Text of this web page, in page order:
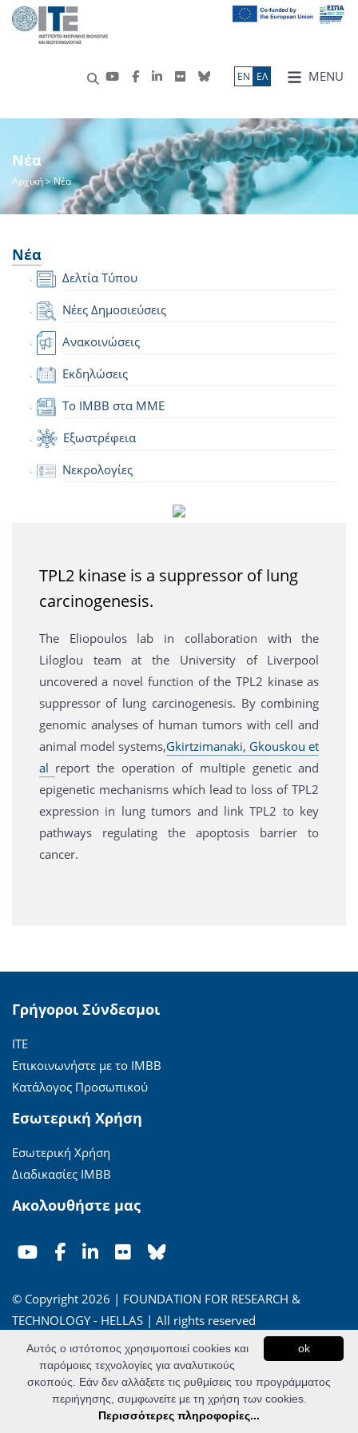
MENU
ΕN ΕΛ
Νέα
Αρχική> Νέα
Νέα
Δελτία Τύπου
Νέες Δημοσιεύσεις
Ανακοινώσεις
Εκδηλώσεις
Το IMBB στα ΜΜΕ
Εξωστρέφεια
Νεκρολογίες
TPL2 kinase is a suppressor of lung
carcinogenesis.
The Eliopoulos lab in collaboration with the
Liloglou team at the University of Liverpool
uncovered a novel function of the TPL2 kinase as
suppressor of lung carcinogenesis. By combining
genomic analyses of human tumors with cell and
animal model systems,Gkirtzimanaki, Gkouskou et
al report the operation of multiple genetic and
epigenetic mechanisms which lead to loss of TPL2
expression in lung tumors and link TPL2 to key
pathways regulating the apoptosis barrier to
cancer.
Γρήγοροι Σύνδεσμοι
ΙΤΕ
Επικοινωνήστε με το ΙΜΒΒ
Κατάλογος Προσωπικού
Εσωτερική Χρήση
Εσωτερική Χρήση
Διαδικασίες ΙΜΒΒ
Ακολουθήστε μας
© Copyright 2026 | FOUNDATION FOR RESEARCH &
TECHNOLOGY - HELLAS | All rights reserved
'Οροι Χρήσης|Πολιτική Απορρήτου
Powered byApogee Information Systems
ok
Αυτός ο ιστότοπος χρησιμοποιεί cookies και
παρόμοιες τεχνολογίες για αναλυτικούς
σκοπούς. Εάν δεν αλλάξετε τις ρυθμίσεις του προγράμματος
περιήγησης, συμφωνείτε με τη χρήση των cookies.
Περισσότερες πληροφορίες...